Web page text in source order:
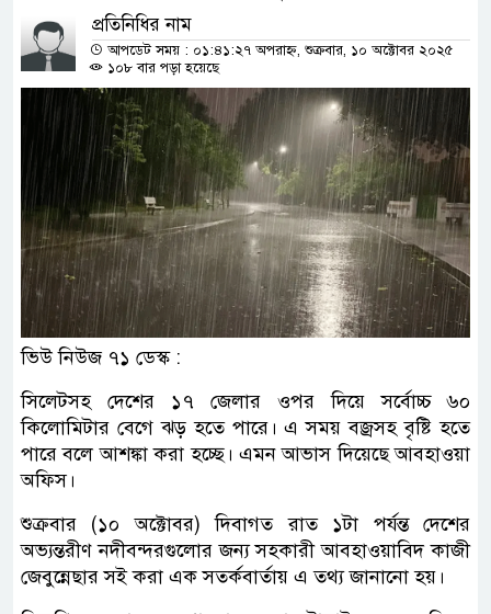
প্রতিনিধির নাম
আপডেট সময় : ০১:৪১:২৭ অপরাহ্ন, শুক্রবার, ১০ অক্টোবর ২০২৫
১০৮ বার পড়া হয়েছে
ভিউ নিউজ ৭১ ডেস্ক :
সিলেটসহ দেশের ১৭ জেলার ওপর দিয়ে সর্বোচ্চ ৬০
কিলোমিটার বেগে ঝড় হতে পারে। এ সময় বজ্রসহ বৃষ্টি হতে
পারে বলে আশঙ্কা করা হচ্ছে। এমন আভাস দিয়েছে আবহাওয়া
অফিস।
শুক্রবার (১০ অক্টোবর) দিবাগত রাত ১টা পর্যন্ত দেশের
অভ্যন্তরীণ নদীবন্দরগুলোর জন্য সহকারী আবহাওয়াবিদ কাজী
জেবুন্নেছার সই করা এক সতর্কবার্তায় এ তথ্য জানানো হয়।